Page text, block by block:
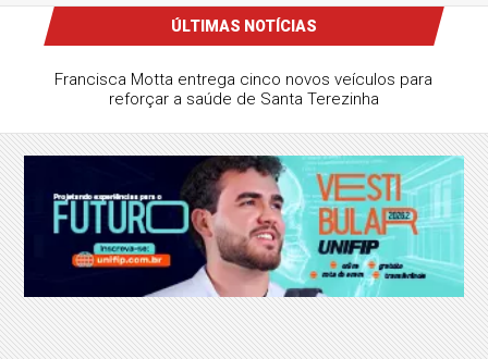
ÚLTIMAS NOTÍCIAS
Francisca Motta entrega cinco novos veículos para
reforçar a saúde de Santa Terezinha